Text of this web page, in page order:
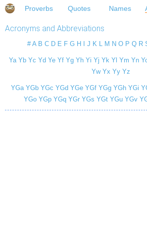
Proverbs Quotes Names
Acronyms and Abbreviations
# A B C D E F G H J K L M N O P Q R
Ya Yb Yc Yd Ye Yf Yg Yh Yi Yj Yk Yl Ym Yn
Yw Yx Yy Yz
YGa YGb YGc YGd YGe YGf YGg YGh YGi
YGo YGp YGq YGr YGs YGt YGu YGv